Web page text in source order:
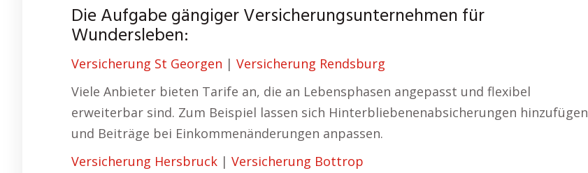
Die Aufgabe gängiger Versicherungsunternehmen für
Wundersleben:
Versicherung St Georgen | Versicherung Rendsburg
Viele Anbieter bieten Tarife an, die an Lebensphasen angepasst und flexibel
erweiterbar sind. Zum Beispiel lassen sich Hinterbliebenenabsicherungen hinzufügen
und Beiträge bei Einkommenänderungen anpassen.
Versicherung Hersbruck | Versicherung Bottrop